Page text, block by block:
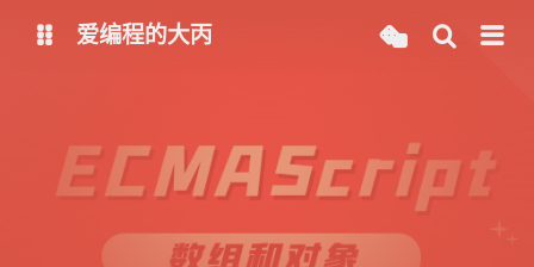
大丙课堂 微信公众号
QQ交流群 微信
爱编程的大丙